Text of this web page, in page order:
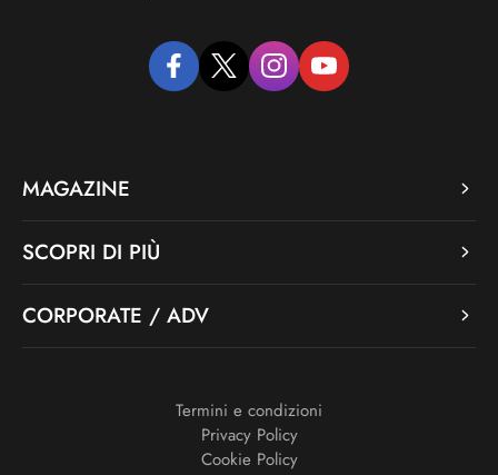
facebooktwitter instagramyoutube
MAGAZINE
SCOPRI DI PIÙ
CORPORATE / ADV
Termini e condizioni
Privacy Policy
Cookie Policy